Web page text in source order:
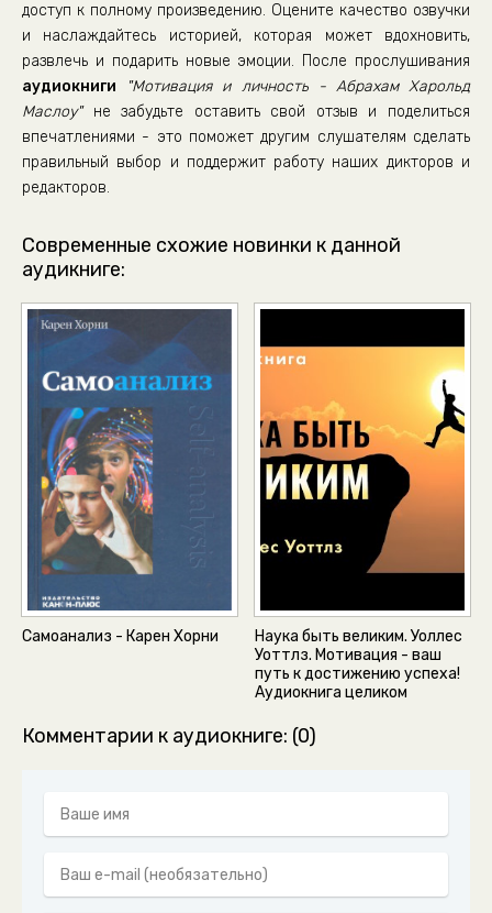
35_11.1. Глава 10. Мотивация и личность.
36_11.2. Глава 10. -Мотивация и личность.
37_11.3. Глава 10. -Мотивация и личность.
38_12.1. Глава 11. -Мотивация и личность.
39_12.2. Глава 11. -Мотивация и личность.
40_12.3. Глава 11. -Мотивация и личность.
42_12.5. Глава 11. -Мотивация и личность.
44_12.7. Глава 11. -Мотивация и личность.
45_13.1. Глава 12. -Мотивация и личность
46_13.2. Глава 12. -Мотивация и личность.
47_14.1. Глава 13. -Мотивация и личность.
48_14.2. Глава 13. -Мотивация и личность.
49_15.1. Глава 14. -Мотивация и личность.
50_15.2. Глава 14. -Мотивация и личность.
51_16.1. Глава 15. -Мотивация и личность.
52_16.2. Глава 15. -Мотивация и личность.
53_16.3. Глава 15. -Мотивация и личность.
54_16.4. Глава 15. -Мотивация и личность.
58_18.1. -Приложение А. Мотивация и личность.
60_19.2. -Приложение В. Мотивация и личность.
доступ к полному произведению. Оцените качество озвучки
и наслаждайтесь историей, которая может вдохновить,
развлечь и подарить новые эмоции. После прослушивания
аудиокниги
"Мотивация и личность - Абрахам Харольд
Маслоу"не забудьте оставить свой отзыв и поделиться
впечатлениями - это поможет другим слушателям сделать
правильный выбор и поддержит работу наших дикторов и
редакторов.
Современные схожие новинки к данной
аудикниге:
Самоанализ - Карен Хорни
Наука быть великим. Уоллес
Уоттлз. Мотивация - ваш
путь к достижению успеха!
Аудиокнига целиком
Комментарии к аудиокниге: (0)